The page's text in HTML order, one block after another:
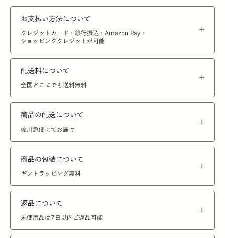
お支払い方法について
クレジットカード・銀行振込・Amazon Pay・
ショッピングクレジットが可能
配送料について
全国どこにでも送料無料
商品の配送について
佐川急便にてお届け
商品の包装について
ギフトラッピング無料
返品について
未使用品は7日以内ご返品可能